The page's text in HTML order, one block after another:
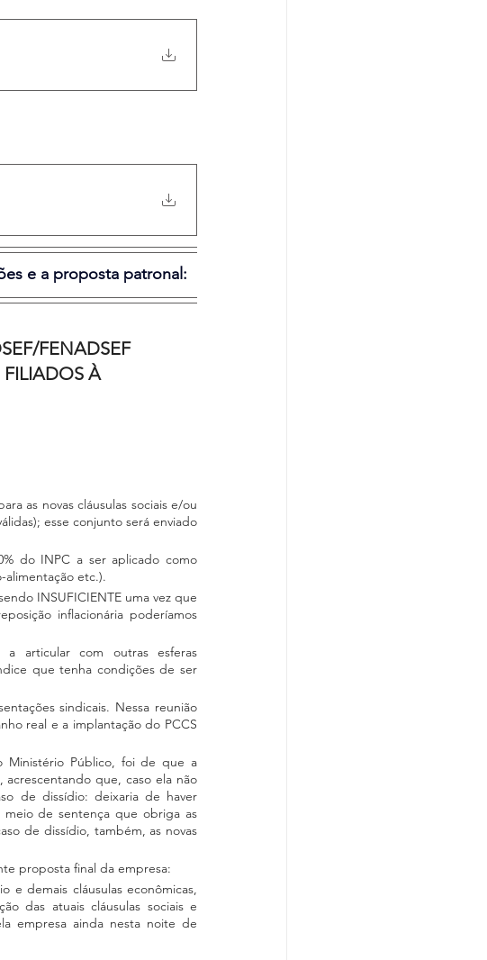
e a proposta patronal:
FENADSEF
FILIADOS À
as novas cláusulas sociais e/ou
esse conjunto será enviado
do INPC a ser aplicado como
alimentação etc.).
INSUFICIENTE uma vez que
inflacionária poderíamos
a articular com outras esferas
que tenha condições de ser
sindicais. Nessa reunião
real e a implantação do PCCS
Ministério Público, foi de que a
acrescentando que, caso ela não
de dissídio: deixaria de haver
de sentença que obriga as
de dissídio, também, as novas
proposta final da empresa:
e demais cláusulas econômicas,
das atuais cláusulas sociais e
empresa ainda nesta noite de